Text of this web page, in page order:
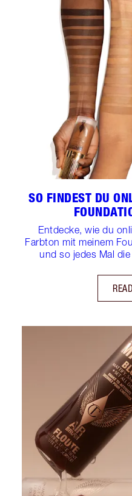
SO FINDEST DU
Entdecke, wie du
Farbton mit meinem
und so jedes Mal